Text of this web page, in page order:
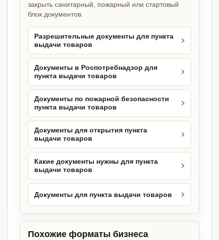
закрыть санитарный, пожарный или стартовый
блок документов.
Разрешительные документы для пункта
выдачи товаров
Документы в Роспотребнадзор для
пункта выдачи товаров
Документы по пожарной безопасности
пункта выдачи товаров
Документы для открытия пункта
выдачи товаров
Какие документы нужны для пункта
выдачи товаров
Документы для пункта выдачи товаров
Похожие форматы бизнеса